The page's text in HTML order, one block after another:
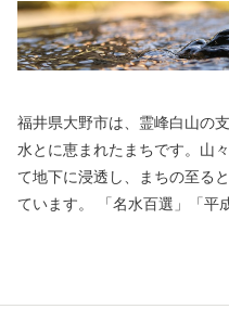
福井県大野市は、霊峰白山の
水とに恵まれたまちです。山
て地下に浸透し、まちの至る
ています。 「名水百選」「平成の名水百選」に加え、「水の郷百
日本三大「天空の城」として